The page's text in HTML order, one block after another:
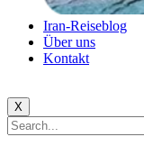
Iran-Reiseblog
Über uns
Kontakt
X